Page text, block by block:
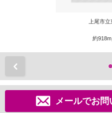
上尾市
約
メールでお